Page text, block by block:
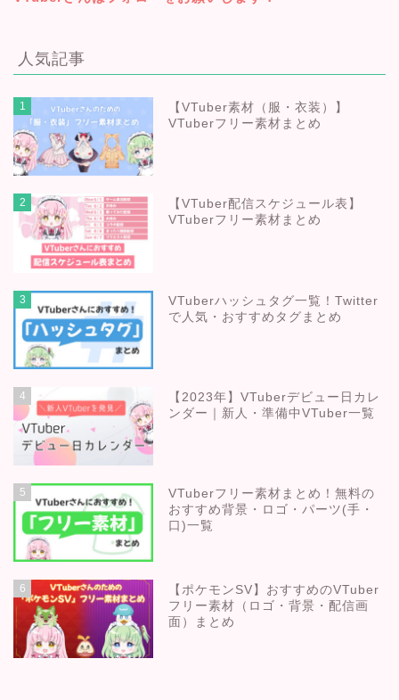
人気記事
1
【VTuber素材（服・衣装）】
VTuberフリー素材まとめ
2
【VTuber配信スケジュール表】
VTuberフリー素材まとめ
3
VTuberハッシュタグ一覧！Twitter
で人気・おすすめタグまとめ
4
【2023年】VTuberデビュー日カレ
ンダー｜新人・準備中VTuber一覧
5
VTuberフリー素材まとめ！無料の
おすすめ背景・ロゴ・パーツ(手・
口)一覧
6
【ポケモンSV】おすすめのVTuber
フリー素材（ロゴ・背景・配信画
面）まとめ